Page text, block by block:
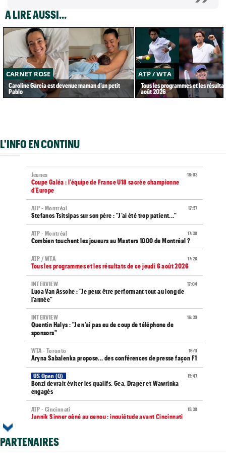
A LIRE AUSSI...
CARNET ROSE
Caroline Garcia est devenue maman d’un petit
Pablo
ATP / WTA
Tous les programmes et les
août 2026
L'INFO EN CONTINU
18:03
Jeunes
Coupe Galéa : l’équipe de France U18 sacrée championne
d’Europe
17:57
ATP - Montréal
Stefanos Tsitsipas sur son père : "J’ai été trop patient..."
17:30
ATP - Montréal
Combien touchent les joueurs au Masters 1000 de Montréal ?
17:26
ATP / WTA
Tous les programmes et les résultats de ce jeudi 6 août 2026
17:04
INTERVIEW
Luca Van Assche : "Je peux être performant tout au long de
l’année"
16:39
INTERVIEW
Quentin Halys : "Je n’ai pas eu de coup de téléphone de
sponsors"
16:11
WTA - Toronto
Aryna Sabalenka propose... des conférences de presse façon F1
15:47
US Open (Q)
Bonzi devrait éviter les qualifs, Gea, Draper et Wawrinka
engagés
15:30
ATP - Cincinnati
Jannik Sinner gêné au genou : inquiétude avant Cincinnati
Bianca Andreescu, très déçue : "J’ai l’impression de décevoir..."
PARTENAIRES